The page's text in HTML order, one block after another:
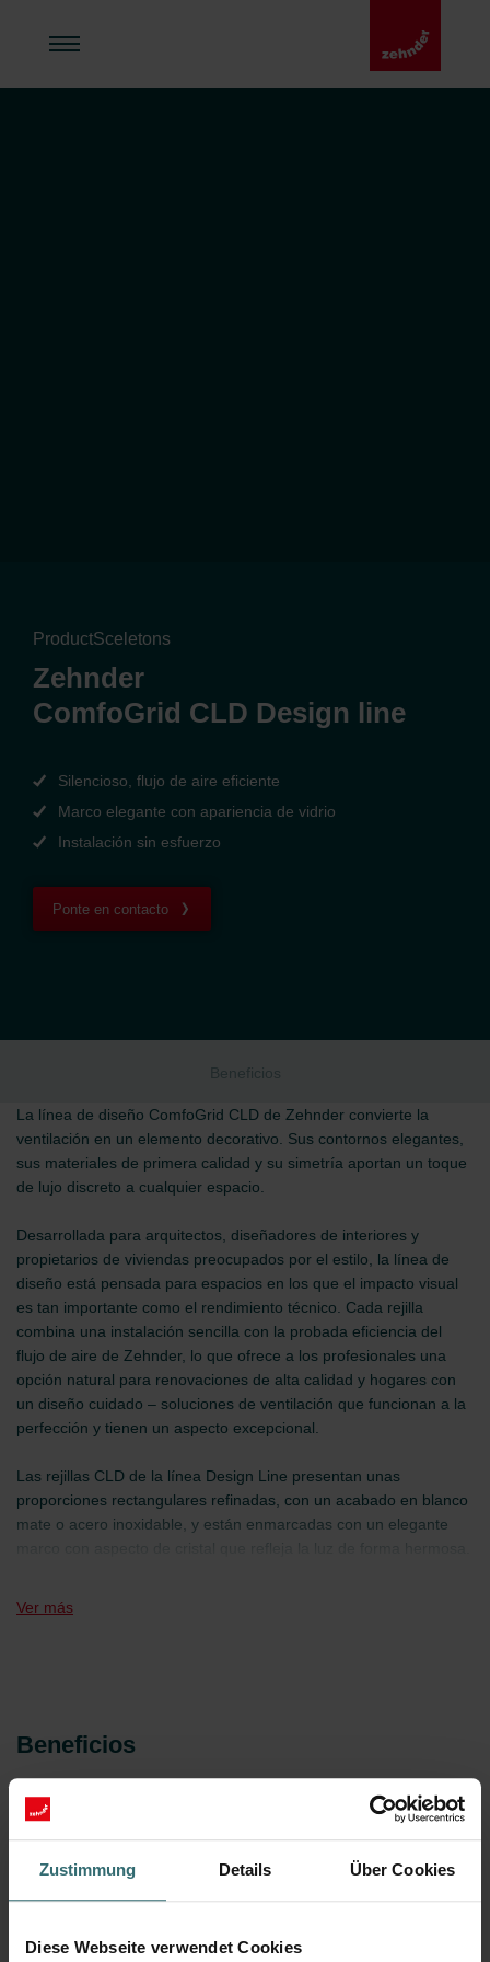
Zustimmung Details Über Cookies
Diese Webseite verwendet Cookies
ProductSceletons
Zehnder
ComfoGrid CLD Design line
Silencioso, flujo de aire eficiente
Marco elegante con apariencia de vidrio
Instalación sin esfuerzo
Ponte en contacto
Beneficios
La línea de diseño ComfoGrid CLD de Zehnder convierte la
ventilación en un elemento decorativo. Sus contornos elegantes,
sus materiales de primera calidad y su simetría aportan un toque
de lujo discreto a cualquier espacio.
Desarrollada para arquitectos, diseñadores de interiores y
propietarios de viviendas preocupados por el estilo, la línea de
diseño está pensada para espacios en los que el impacto visual
es tan importante como el rendimiento técnico. Cada rejilla
combina una instalación sencilla con la probada eficiencia del
flujo de aire de Zehnder, lo que ofrece a los profesionales una
opción natural para renovaciones de alta calidad y hogares con
un diseño cuidado – soluciones de ventilación que funcionan a la
perfección y tienen un aspecto excepcional.
Las rejillas CLD de la línea Design Line presentan unas
proporciones rectangulares refinadas, con un acabado en blanco
mate o acero inoxidable, y están enmarcadas con un elegante
habitación y manteniendo al mismo tiempo una conducción de
Ver más
Beneficios
Modelo para ser visto – transforma la ventilación de
un elemento técnico oculto en uno sofisticado que
realza cualquier espacio.
materiales de primera calidad muestran el